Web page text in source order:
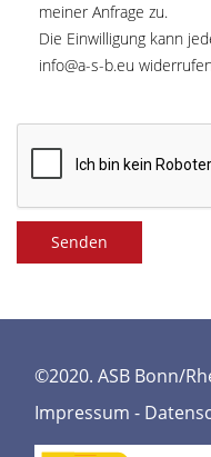
meiner Anfrage zu.
Die Einwilligung kann
info@a-s-b.eu
Senden
©2020. ASB Bonn/
Impressum -